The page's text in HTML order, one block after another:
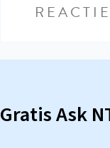
Gratis Ask